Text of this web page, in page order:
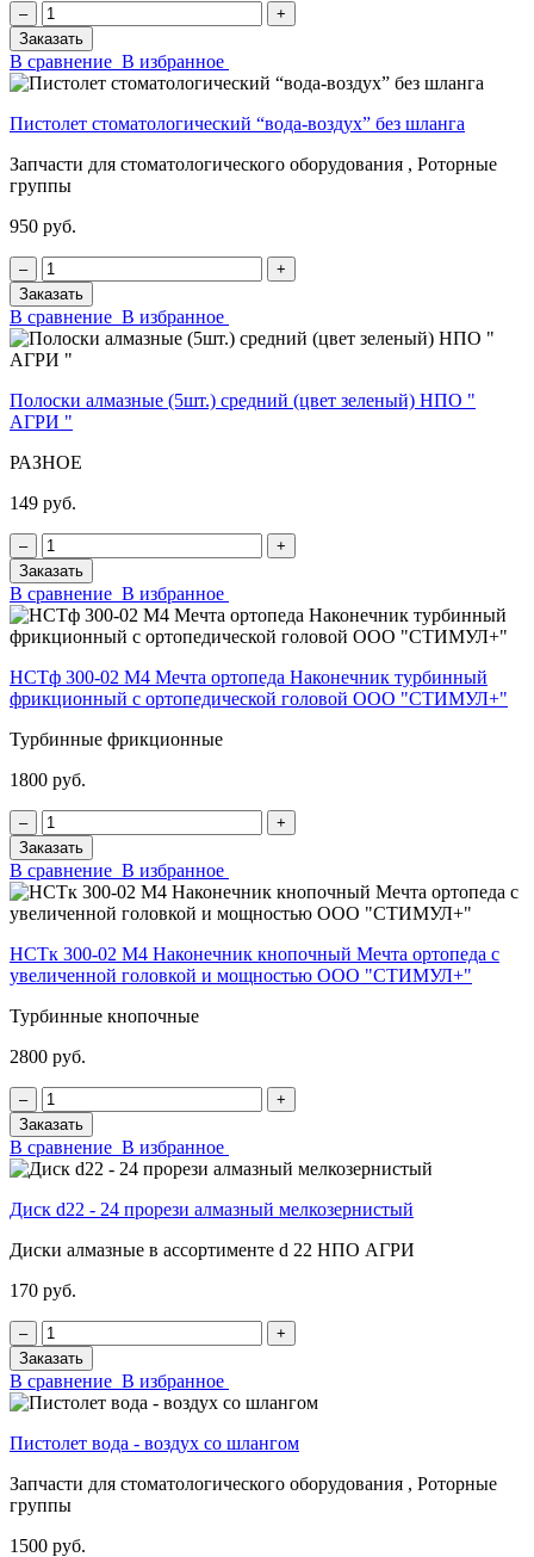
‒
+
Заказать
В сравнение В избранное
Пистолет стоматологический “вода-воздух” без шланга
Запчасти для стоматологического оборудования , Роторные
группы
950 руб.
‒
+
Заказать
В сравнение В избранное
Полоски алмазные (5шт.) средний (цвет зеленый) НПО "
АГРИ "
РАЗНОЕ
149 руб.
‒
+
Заказать
В сравнение В избранное
НСТф 300-02 М4 Мечта ортопеда Наконечник турбинный
фрикционный с ортопедической головой ООО "СТИМУЛ+"
Турбинные фрикционные
1800 руб.
‒
+
Заказать
В сравнение В избранное
НСТк 300-02 М4 Наконечник кнопочный Мечта ортопеда с
увеличенной головкой и мощностью ООО "СТИМУЛ+"
Турбинные кнопочные
2800 руб.
‒
+
Заказать
В сравнение В избранное
Диск d22 - 24 прорези алмазный мелкозернистый
Диски алмазные в ассортименте d 22 НПО АГРИ
170 руб.
‒
+
Заказать
В сравнение В избранное
Пистолет вода - воздух со шлангом
Запчасти для стоматологического оборудования , Роторные
группы
1500 руб.